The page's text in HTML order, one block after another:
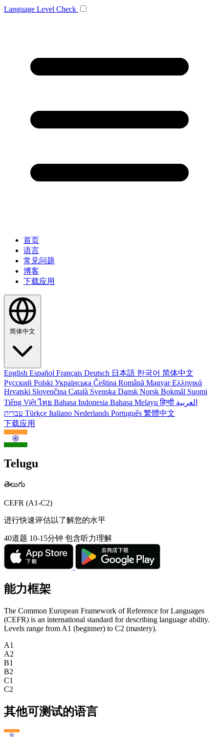
Language Level Check
首页
语言
常见问题
博客
下载应用
简体中文
English Español Français Deutsch 日本語 한국어 简体中文
Русский Polski Українська Čeština Română MagyarΕλληνικά
Hrvatski Slovenčina Català Svenska Dansk Norsk Bokmål Suomi
Tiếng Việtไทย Bahasa Indonesia Bahasa Melayuहिन्दी العربية
Türkçe Italiano Nederlands Português 繁體中文
下载应用
Telugu
తెలుగు
CEFR (A1-C2)
进行快速评估以了解您的水平
40道题 10-15分钟 包含听力理解
能力框架
The Common European Framework of Reference for Languages
(CEFR) is an international standard for describing language ability.
Levels range from A1 (beginner) to C2 (mastery).
A1
A2
B1
B2
C1
C2
其他可测试的语言